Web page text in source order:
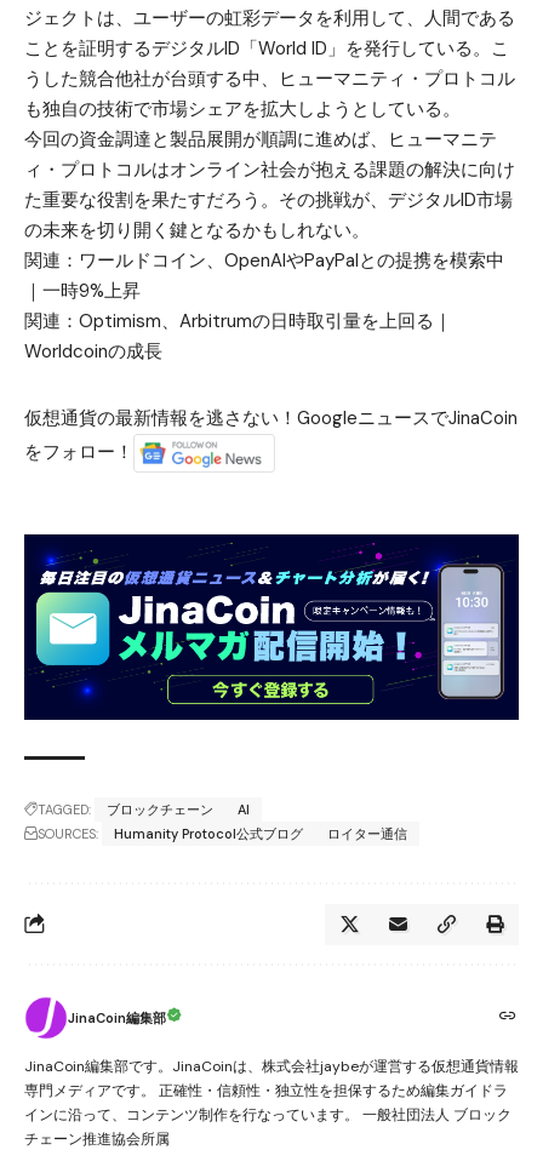
ジェクトは、ユーザーの虹彩データを利用して、人間である
ことを証明するデジタルID「World ID」を発行している。こ
うした競合他社が台頭する中、ヒューマニティ・プロトコル
も独自の技術で市場シェアを拡大しようとしている。
今回の資金調達と製品展開が順調に進めば、ヒューマニテ
ィ・プロトコルはオンライン社会が抱える課題の解決に向け
た重要な役割を果たすだろう。その挑戦が、デジタルID市場
の未来を切り開く鍵となるかもしれない。
関連： ワールドコイン、OpenAIやPayPalとの提携を模索中
｜一時9%上昇
関連： Optimism、Arbitrumの日時取引量を上回る｜
Worldcoinの成長
仮想通貨の最新情報を逃さない！GoogleニュースでJinaCoin
をフォロー！
TAGGED: ブロックチェーン
AI
SOURCES:
Humanity Protocol公式ブログ ロイター通信
JinaCoin編集部
JinaCoin編集部です。JinaCoinは、株式会社jaybeが運営する仮想通貨情報
専門メディアです。 正確性・信頼性・独立性を担保するため編集ガイドラ
インに沿って、コンテンツ制作を行なっています。 一般社団法人 ブロック
チェーン推進協会所属